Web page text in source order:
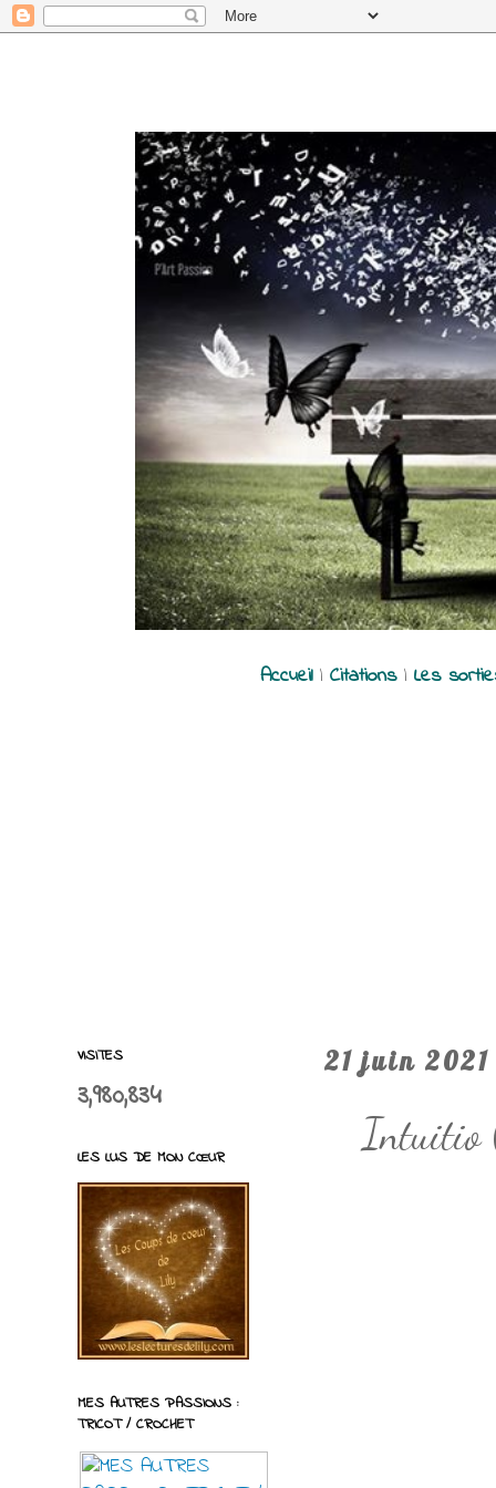
Accueil| Citations| Les
21 juin 2021
Intuitio
VISITES
3,980,834
LES LUS DE MON CŒUR
MES AUTRES PASSIONS :
TRICOT / CROCHET